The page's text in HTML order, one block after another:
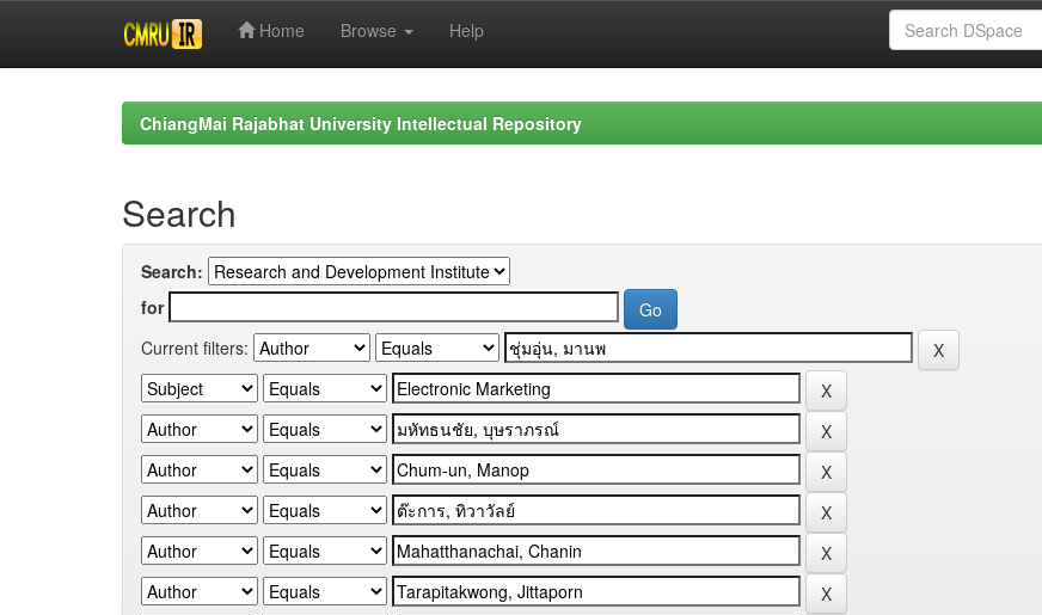
Home Browse Help
ChiangMai Rajabhat University Intellectual Repository
Search
Search:
for
Current filters: